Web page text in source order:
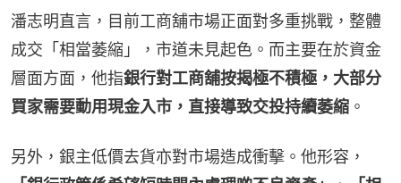
潘志明直言，目前工商舖市場正面對多重挑戰，整體
成交「相當萎縮」，市道未見起色。而主要在於資金
層面方面，他指銀行對工商舖按揭極不積極，大部分
買家需要動用現金入市，直接導致交投持續萎縮 。
另外，銀主低價去貨亦對市場造成衝擊。他形容，